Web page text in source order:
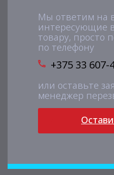
Мы ответим на
интересующие
товару, просто
по телефону
+375 33 607-
или оставьте
менеджер